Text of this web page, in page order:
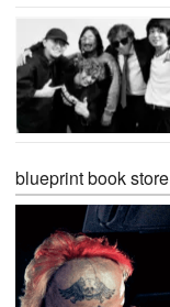
blueprint book store